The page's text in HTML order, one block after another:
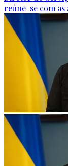
reúne-se com